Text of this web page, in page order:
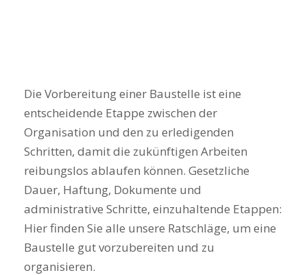
Die Vorbereitung einer Baustelle ist eine
entscheidende Etappe zwischen der
Organisation und den zu erledigenden
Schritten, damit die zukünftigen Arbeiten
reibungslos ablaufen können. Gesetzliche
Dauer, Haftung, Dokumente und
administrative Schritte, einzuhaltende Etappen:
Hier finden Sie alle unsere Ratschläge, um eine
Baustelle gut vorzubereiten und zu
organisieren.